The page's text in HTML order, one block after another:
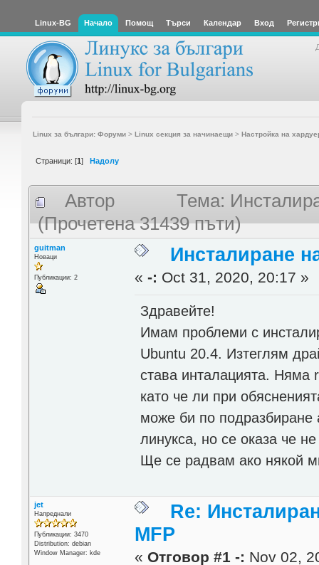
Linux-BG Начало Помощ Търси Календар Вход
Linux за българи: Форуми> Linux секция за начинаещи> Настройка на
Страници: [1] Надолу
Автор
Тема:
(Прочетена 31439 пъти)
guitman
Новаци
Публикации: 2
Инсталиране
«-: Oct 31, 2020, 20:17 »
Здравейте!
Имам проблеми с
Ubuntu 20.4. Изтеглям
става инталацията. Няма
като че ли при
може би по
линукса, но се оказа че
Ще се радвам ако някой
jet
Напреднали
Публикации: 3470
Distribution: debian
Window Manager: kde
Re:
MFP
« Отговор #1 -: Nov 02,